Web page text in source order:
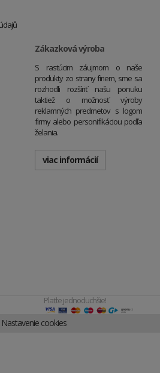
Zákazková výroba
S rastúcim záujmom o naše
produkty zo strany firiem, sme sa
rozhodli rozšíriť našu ponuku
taktiež o možnosť výroby
reklamných predmetov s logom
firmy alebo personifikáciou podľa
želania.
viac informácií
Plaťte jednoduchšie!
Nastavenie cookies